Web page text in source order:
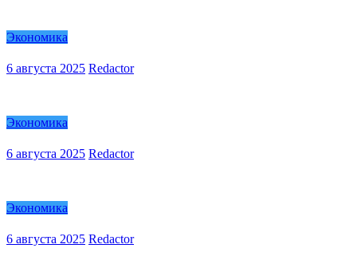
Экономика
6 августа 2025 Redactor
Экономика
6 августа 2025 Redactor
Экономика
6 августа 2025 Redactor